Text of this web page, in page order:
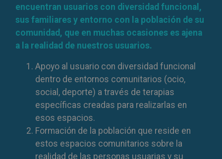
encuentran usuarios con diversidad funcional,
sus familiares y entorno con la población de su
comunidad, que en muchas ocasiones es ajena
a la realidad de nuestros usuarios.
Apoyo al usuario con diversidad funcional
dentro de entornos comunitarios (ocio,
social, deporte) a través de terapias
específicas creadas para realizarlas en
esos espacios.
Formación de la población que reside en
estos espacios comunitarios sobre la
realidad de las personas usuarias y su